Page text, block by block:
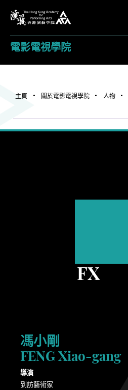
電影電視學院
主頁 關於電影電視學院 人物
FX
馮小剛
FENG Xiao-gang
導演
到訪藝術家